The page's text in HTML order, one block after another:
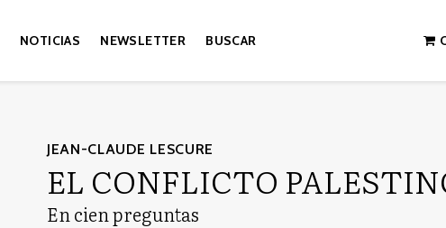
NOTICIAS NEWSLETTER BUSCAR
JEAN-CLAUDE LESCURE
EL CONFLICTO
En cien preguntas